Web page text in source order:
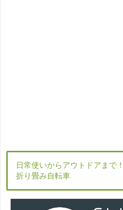
日常使いからアウトドアまで
折り畳み自転車